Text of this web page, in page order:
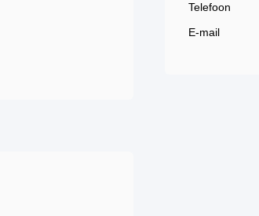
Telefoon
E-mail